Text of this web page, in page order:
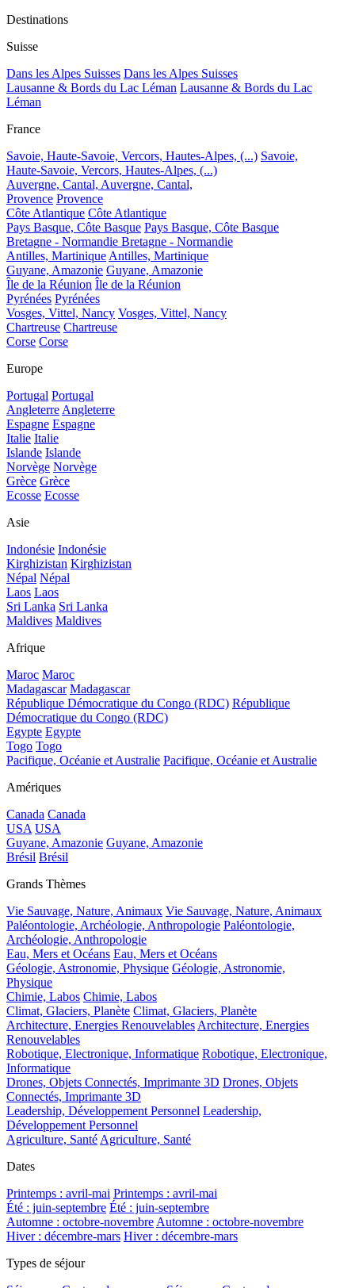
Destinations
Suisse
Dans les Alpes Suisses Dans les Alpes Suisses
Lausanne & Bords du Lac Léman Lausanne & Bords du Lac
Léman
France
Savoie, Haute-Savoie, Vercors, Hautes-Alpes, (...) Savoie,
Haute-Savoie, Vercors, Hautes-Alpes, (...)
Auvergne, Cantal, Auvergne, Cantal,
Provence Provence
Côte Atlantique Côte Atlantique
Pays Basque, Côte Basque Pays Basque, Côte Basque
Bretagne - Normandie Bretagne - Normandie
Antilles, Martinique Antilles, Martinique
Guyane, Amazonie Guyane, Amazonie
Île de la Réunion Île de la Réunion
Pyrénées Pyrénées
Vosges, Vittel, Nancy Vosges, Vittel, Nancy
Chartreuse Chartreuse
Corse Corse
Europe
Portugal Portugal
Angleterre Angleterre
Espagne Espagne
Italie Italie
Islande Islande
Norvège Norvège
Grèce Grèce
Ecosse Ecosse
Asie
Indonésie Indonésie
Kirghizistan Kirghizistan
Népal Népal
Laos Laos
Sri Lanka Sri Lanka
Maldives Maldives
Afrique
Maroc Maroc
Madagascar Madagascar
République Démocratique du Congo (RDC) République
Démocratique du Congo (RDC)
Egypte Egypte
Togo Togo
Pacifique, Océanie et Australie Pacifique, Océanie et Australie
Amériques
Canada Canada
USA USA
Guyane, Amazonie Guyane, Amazonie
Brésil Brésil
Grands Thèmes
Vie Sauvage, Nature, Animaux Vie Sauvage, Nature, Animaux
Paléontologie, Archéologie, Anthropologie Paléontologie,
Archéologie, Anthropologie
Eau, Mers et Océans Eau, Mers et Océans
Géologie, Astronomie, Physique Géologie, Astronomie,
Physique
Chimie, Labos Chimie, Labos
Climat, Glaciers, Planète Climat, Glaciers, Planète
Architecture, Energies Renouvelables Architecture, Energies
Renouvelables
Robotique, Electronique, Informatique Robotique, Electronique,
Informatique
Drones, Objets Connectés, Imprimante 3D Drones, Objets
Connectés, Imprimante 3D
Leadership, Développement Personnel Leadership,
Développement Personnel
Agriculture, Santé Agriculture, Santé
Dates
Printemps : avril-mai Printemps : avril-mai
Été : juin-septembre Été : juin-septembre
Automne : octobre-novembre Automne : octobre-novembre
Hiver : décembre-mars Hiver : décembre-mars
Types de séjour